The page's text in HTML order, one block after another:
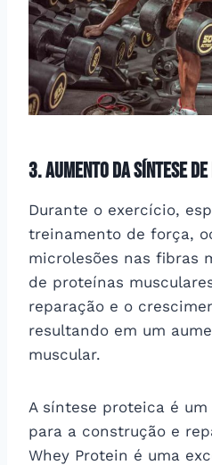
3. Aumento da síntese
Durante o exercício,
treinamento de força,
microlesões nas fibras
de proteínas
reparação e o
resultando em um
muscular.
A síntese proteica é
para a construção e
Whey Protein é uma